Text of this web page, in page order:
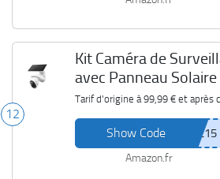
12
Kit Caméra de
avec Panneau
C660
Tarif d'origine à 99,99 €et après
Show Code
Amazon.fr